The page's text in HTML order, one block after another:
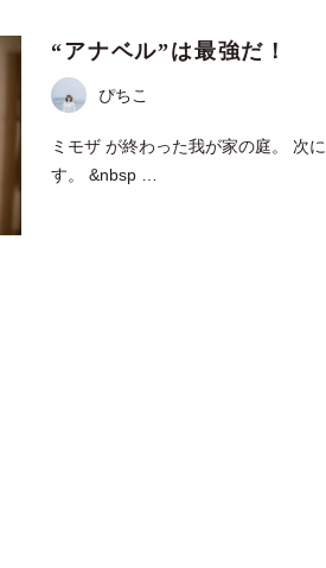
“アナベル”は最強だ！
ぴちこ
ミモザ が終わった我が家の庭。 次
す。 &nbsp …